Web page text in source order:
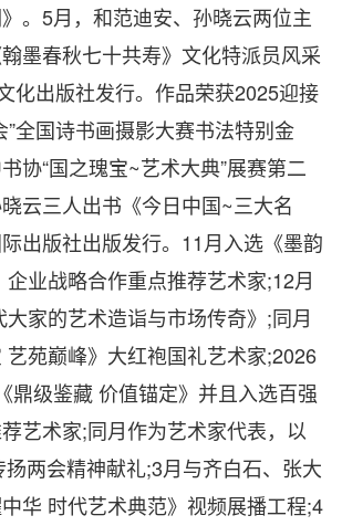
。5月，和范迪安、孙晓云两位主
墨春秋七十共寿》文化特派员风采
化出版社发行。作品荣获2025迎接
”全国诗书画摄影大赛书法特别金
协“国之瑰宝~艺术大典”展赛第二
云三人出书《今日中国~三大名
出版社出版发行。11月入选《墨韵
业战略合作重点推荐艺术家;12月
大家的艺术造诣与市场传奇》;同月
艺苑巅峰》大红袍国礼艺术家;2026
鼎级鉴藏 价值锚定》并且入选百强
艺术家;同月作为艺术家代表，以
两会精神献礼;3月与齐白石、张大
华 时代艺术典范》视频展播工程;4